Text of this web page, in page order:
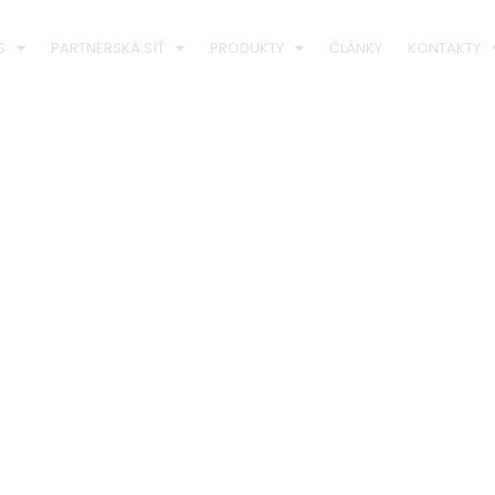
PARTNERSKÁ SÍŤ PRODUKTY ČLÁNKY KONTAKTY